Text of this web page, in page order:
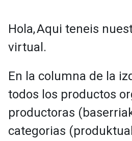
Hola,Aqui teneis
virtual.
En la columna de la
todos los productos
productoras
categorias